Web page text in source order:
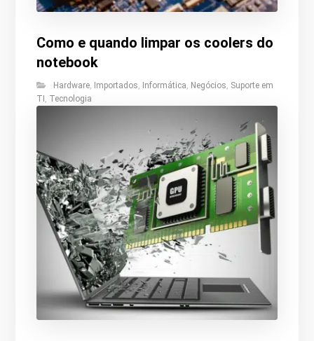
Como e quando limpar os coolers do
notebook
Hardware, Importados, Informática, Negócios, Suporte em
TI , Tecnologia